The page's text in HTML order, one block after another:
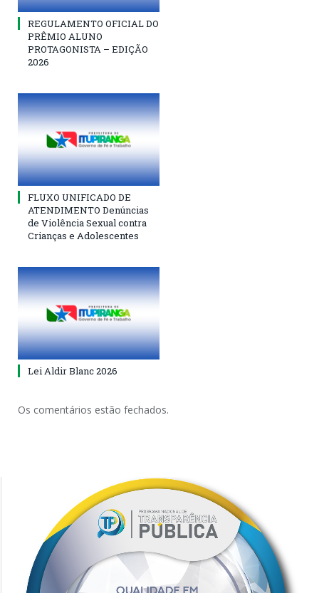
REGULAMENTO OFICIAL DO
PRÊMIO ALUNO
PROTAGONISTA – EDIÇÃO
2026
FLUXO UNIFICADO DE
ATENDIMENTO Denúncias
de Violência Sexual contra
Crianças e Adolescentes
Lei Aldir Blanc 2026
Os comentários estão fechados.